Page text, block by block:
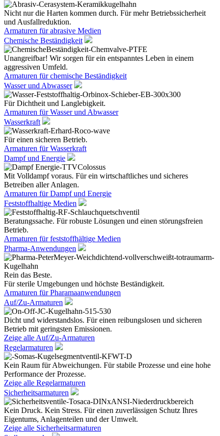
Nicht nur die Harten kommen durch. Für mehr Betriebssicherheit
und Ausfallreduktion.
Armaturen für abrasive Medien
Chemische Beständigkeit
Unangreifbar! Wir sorgen für ein entspanntes Leben in einem
aggressiven Umfeld.
Armaturen für chemische Beständigkeit
Wasser und Abwasser
Für Dichtheit und Langlebigkeit.
Armaturen für Wasser und Abwasser
Wasserkraft
Für einen sicheren Betrieb.
Armaturen für Wasserkraft
Dampf und Energie
Mit Volldampf voraus. Für ein wirtschaftliches und sicheres
Betreiben aller Anlagen.
Armaturen für Dampf und Energie
Feststoffhaltige Medien
Beratungssache. Für robuste Lösungen und einen störungsfreien
Betrieb.
Armaturen für feststoffhältige Medien
Pharma-Anwendungen
Rein das Beste.
Für sterile Umgebungen und höchste Beständigkeit.
Armaturen für Pharamaanwendungen
Auf/Zu-Armaturen
Dicht und widerstandslos. Für einen reibungslosen und sicheren
Betrieb mit geringsten Emissionen.
Zeige alle Auf/Zu-Armaturen
Regelarmaturen
Kein Raum für Abweichungen. Für stabile Prozesse und eine hohe
Performance der Prozesse.
Zeige alle Regelarmaturen
Sicherheitsarmaturen
Kein Druck. Kein Stress. Für einen zuverlässigen Schutz Ihres
Eigentums, Anlagenteilen und der Umwelt.
Zeige alle Sicherheitsarmaturen